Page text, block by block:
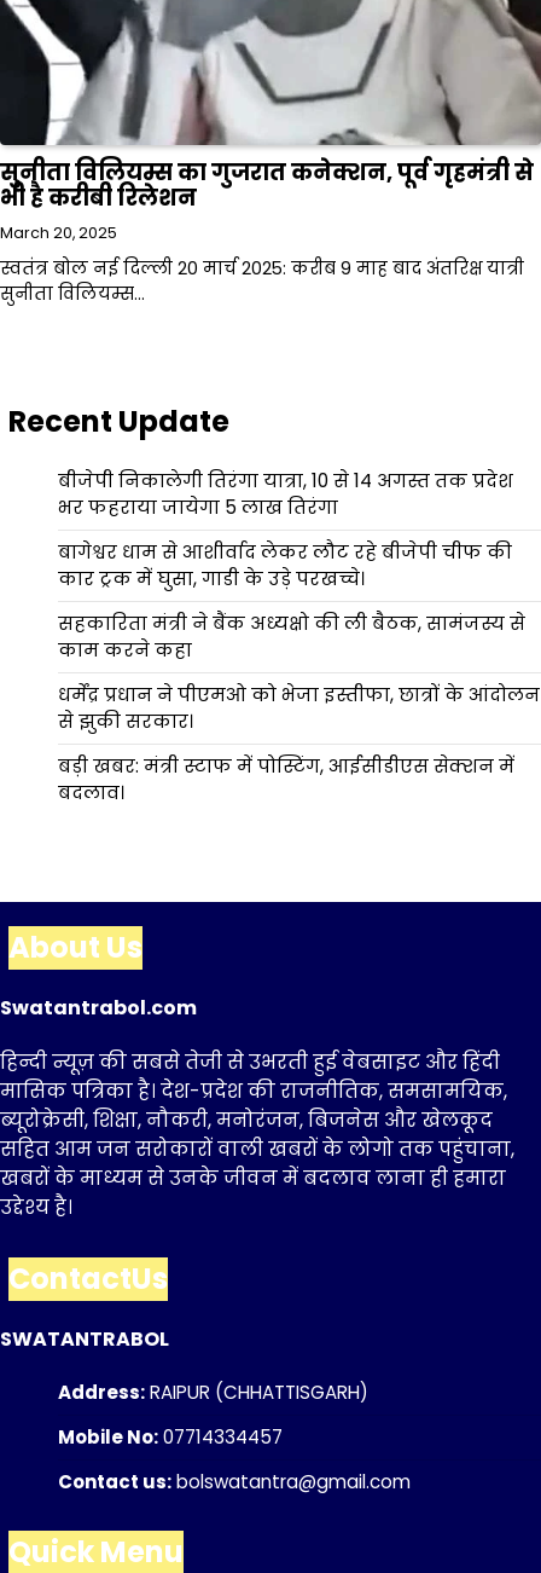
सुनीता विलियम्स का गुजरात कनेक्शन, पूर्व गृहमंत्री से
भी है करीबी रिलेशन
March 20, 2025
स्वतंत्र बोल नई दिल्ली 20 मार्च 2025: करीब 9 माह बाद अंतरिक्ष यात्री
सुनीता विलियम्स…
Recent Update
बीजेपी निकालेगी तिरंगा यात्रा, 10 से 14 अगस्त तक प्रदेश
भर फहराया जायेगा 5 लाख तिरंगा
बागेश्वर धाम से आशीर्वाद लेकर लौट रहे बीजेपी चीफ की
कार ट्रक में घुसा, गाडी के उड़े परखच्चे।
सहकारिता मंत्री ने बैंक अध्यक्षो की ली बैठक, सामंजस्य से
काम करने कहा
धर्मेंद्र प्रधान ने पीएमओ को भेजा इस्तीफा, छात्रों के आंदोलन
से झुकी सरकार।
बड़ी खबर: मंत्री स्टाफ में पोस्टिंग, आईसीडीएस सेक्शन में
बदलाव।
About Us
Swatantrabol.com
हिन्दी न्यूज़ की सबसे तेजी से उभरती हुई वेबसाइट और हिंदी
मासिक पत्रिका है। देश-प्रदेश की राजनीतिक, समसामयिक,
ब्यूरोक्रेसी, शिक्षा, नौकरी, मनोरंजन, बिजनेस और खेलकूद
सहित आम जन सरोकारों वाली खबरों के लोगो तक पहुंचाना,
खबरों के माध्यम से उनके जीवन में बदलाव लाना ही हमारा
उद्देश्य है।
ContactUs
SWATANTRABOL
Address:RAIPUR (CHHATTISGARH)
Mobile No:07714334457
Contact us:bolswatantra@gmail.com
Quick Menu